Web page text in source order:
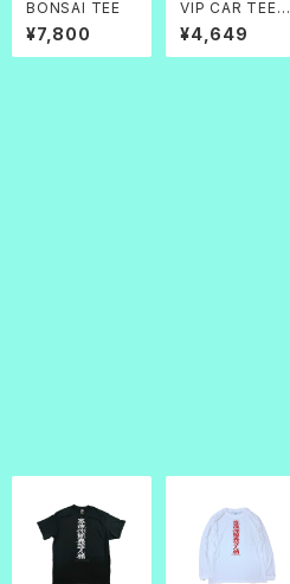
BONSAI TEE
¥7,800
VIP CAR TEE
黒帝
¥4,649